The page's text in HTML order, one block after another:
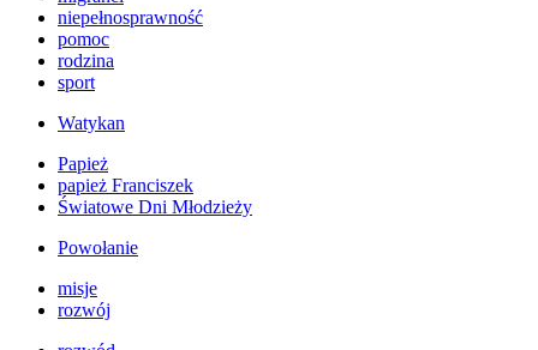
niepełnosprawność
pomoc
rodzina
sport
Watykan
Papież
papież Franciszek
Światowe Dni Młodzieży
Powołanie
misje
rozwój